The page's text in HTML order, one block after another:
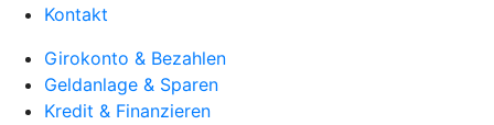
Kontakt
Girokonto & Bezahlen
Geldanlage & Sparen
Kredit & Finanzieren